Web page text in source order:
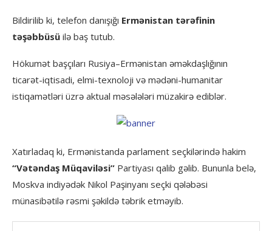
Bildirilib ki, telefon danışığı Ermənistan tərəfinin
təşəbbüsü ilə baş tutub.
Hökumət başçıları Rusiya–Ermənistan əməkdaşlığının
ticarət-iqtisadi, elmi-texnoloji və mədəni-humanitar
istiqamətləri üzrə aktual məsələləri müzakirə ediblər.
Xatırladaq ki, Ermənistanda parlament seçkilərində hakim
“Vətəndaş Müqaviləsi” Partiyası qalib gəlib. Bununla belə,
Moskva indiyədək Nikol Paşinyanı seçki qələbəsi
münasibətilə rəsmi şəkildə təbrik etməyib.